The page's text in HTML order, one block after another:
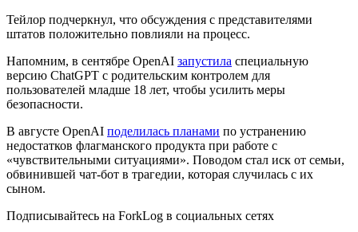
Тейлор подчеркнул, что обсуждения с представителями
штатов положительно повлияли на процесс.
Напомним, в сентябре OpenAI запустила специальную
версию ChatGPT с родительским контролем для
пользователей младше 18 лет, чтобы усилить меры
безопасности.
В августе OpenAI поделилась планами по устранению
недостатков флагманского продукта при работе с
«чувствительными ситуациями». Поводом стал иск от семьи,
обвинившей чат-бот в трагедии, которая случилась с их
сыном.
Подписывайтесь на ForkLog в социальных сетях